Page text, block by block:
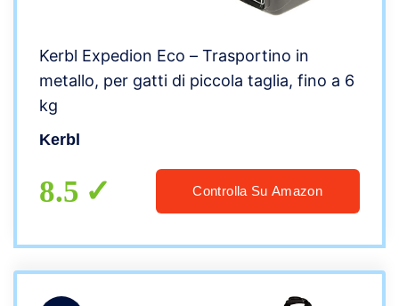
Kerbl Expedion Eco – Trasportino in
metallo, per gatti di piccola taglia, fino a 6
kg
Kerbl
8.5 Controlla Su Amazon